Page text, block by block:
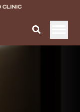
CLINIC